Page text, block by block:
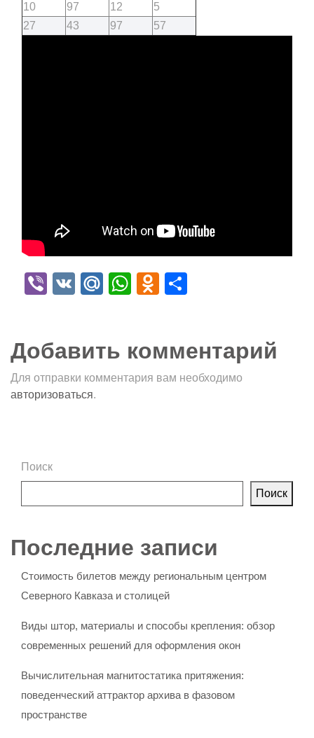
10
97 12
5
27
43 97 57
Viber
VK Mail.Ru
WhatsApp
Odnoklassniki
Добавить комментарий
Для отправки комментария вам необходимо
авторизоваться.
Поиск
Поиск
Последние записи
Стоимость билетов между региональным центром
Северного Кавказа и столицей
Виды штор, материалы и способы крепления: обзор
современных решений для оформления окон
Вычислительная магнитостатика притяжения:
поведенческий аттрактор архива в фазовом
пространстве